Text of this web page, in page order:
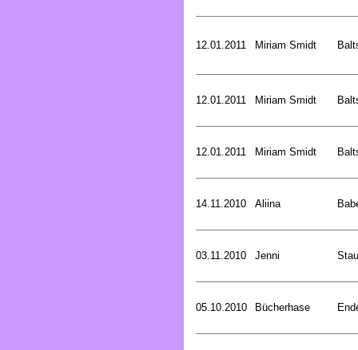
12.01.2011 Miriam Smidt
12.01.2011 Miriam Smidt
12.01.2011 Miriam Smidt
14.11.2010 Aliina
03.11.2010 Jenni
05.10.2010 Bücherhase